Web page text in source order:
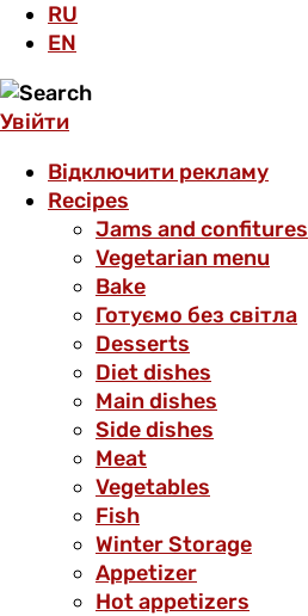
RU
EN
Увійти
Відключити рекламу
Recipes
Jams and confitures
Vegetarian menu
Bake
Готуємо без світла
Desserts
Diet dishes
Main dishes
Side dishes
Meat
Vegetables
Fish
Winter Storage
Аppetizer
Hot appetizers